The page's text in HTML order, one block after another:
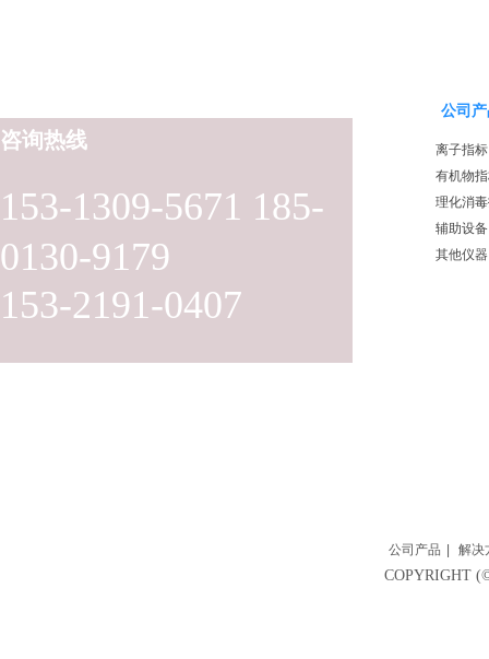
153-1309-5671 185-
0130-9179
153-2191-0407
咨询热线
公司
离子指标
有机物
理化消
辅助设备
其他仪器
公司产品 解决
COPYRIGHT